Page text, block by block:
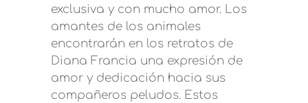
exclusiva y con mucho amor. Los
amantes de los animales
encontrarán en los retratos de
Diana Francia una expresión de
amor y dedicación hacia sus
compañeros peludos. Estos